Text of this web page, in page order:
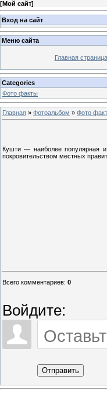
[Мой сайт]
Вход на сайт
Меню сайта
Главная страница
Categories
Фото факты
Главная » Фотоальбом » Фото
Кушти — наиболее популярная
покровительством местных
Всего комментариев: 0
Войдите:
Отправить